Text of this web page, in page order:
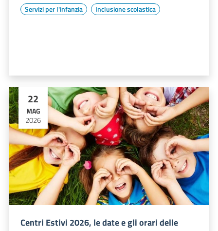
Servizi per l'infanzia Inclusione scolastica
22
MAG
2026
Centri Estivi 2026, le date e gli orari delle